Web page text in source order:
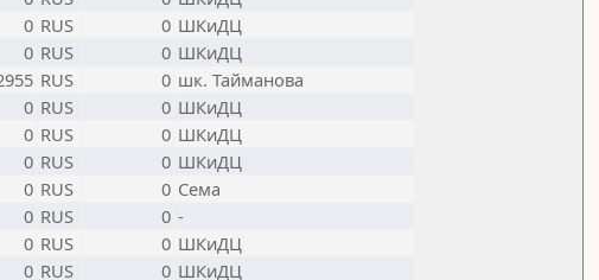
0 RUS 0 ШКиДЦ
0 RUS 0 ШКиДЦ
RUS 0 шк. Тайманова
0 RUS 0 ШКиДЦ
0 RUS 0 ШКиДЦ
0 RUS 0 ШКиДЦ
0 RUS 0 Сема
0 RUS 0 -
0 RUS 0 ШКиДЦ
0 RUS 0 ШКиДЦ